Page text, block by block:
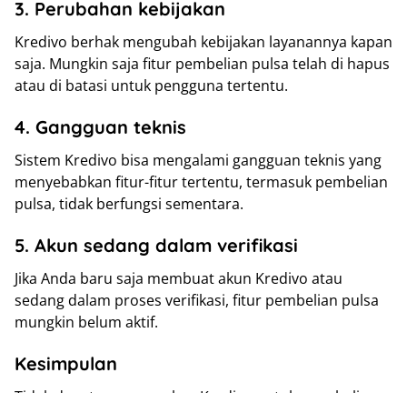
3. Perubahan kebijakan
Kredivo berhak mengubah kebijakan layanannya kapan
saja. Mungkin saja fitur pembelian pulsa telah di hapus
atau di batasi untuk pengguna tertentu.
4. Gangguan teknis
Sistem Kredivo bisa mengalami gangguan teknis yang
menyebabkan fitur-fitur tertentu, termasuk pembelian
pulsa, tidak berfungsi sementara.
5. Akun sedang dalam verifikasi
Jika Anda baru saja membuat akun Kredivo atau
sedang dalam proses verifikasi, fitur pembelian pulsa
mungkin belum aktif.
Kesimpulan